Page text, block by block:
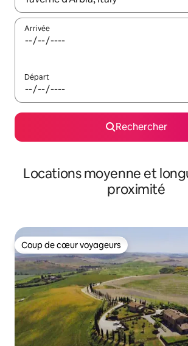
Arrivée
Départ
Rechercher
Locations moyenne et
proximité
Coup de cœur voyageurs
Coup de cœur voyageurs